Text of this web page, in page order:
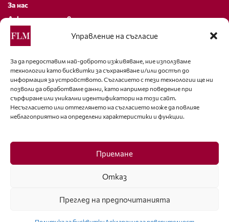
Управление на съгласие
За да предоставим най-доброто изживяване, ние използваме
технологии като бисквитки за съхраняване и/или достъп до
информация за устройството. Съгласието с тези технологии ще ни
позволи да обработваме данни, като например поведение при
сърфиране или уникални идентификатори на този сайт.
Несъгласието или оттеглянето на съгласието може да повлияе
неблагоприятно на определени характеристики и функции.
Приемане
Отказ
Преглед на предпочитанията
За нас
Декларация за поверителност
Политика за бисквитки
За контакти
editor@fashion-lifestyle.net
+359 88 227 33 47
Последвайте ни
Facebook
ISSN 1314-8915 Copyright © 2007-2025 Ot igla do konetz Ltd. & Fashion.bg